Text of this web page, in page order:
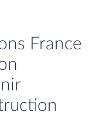
France